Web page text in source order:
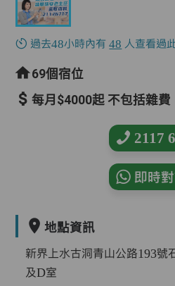
過去48小時內有48 人查看過
69個宿位
每月$4000起 不包括雜費
2117
即時
地點資訊
新界上水古洞青山公路193號
及D室